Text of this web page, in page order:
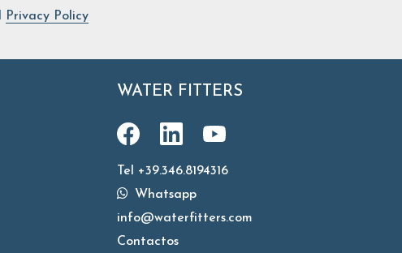
Privacy Policy
WATER FITTERS
Tel +39.346.8194316
Whatsapp
info@waterfitters.com
Contactos